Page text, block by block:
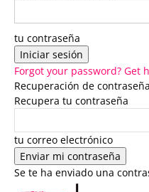
tu contraseña
Forgot your password? Get
Recuperación de contraseña
Recupera tu contraseña
tu correo electrónico
Se te ha enviado una